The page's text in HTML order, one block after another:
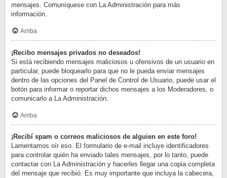
mensajes. Comuníquese con La Administración para más
información.
Arriba
¡Recibo mensajes privados no deseados!
Si está recibiendo mensajes maliciosos u ofensivos de un usuario en
particular, puede bloquearlo para que no le pueda enviar mensajes
dentro de las opciones del Panel de Control de Usuario, puede usar el
botón para informar o reportar dichos mensajes a los Moderadores, o
comunicarlo a La Administración.
Arriba
¡Recibí spam o correos maliciosos de alguien en este foro!
Lamentamos oír eso. El formulario de e-mail incluye identificadores
para controlar quién ha enviado tales mensajes, por lo tanto, puede
contactar con La Administración y hacerles llegar una copia completa
del mensaje que recibió. Es muy importante que incluya la cabecera,